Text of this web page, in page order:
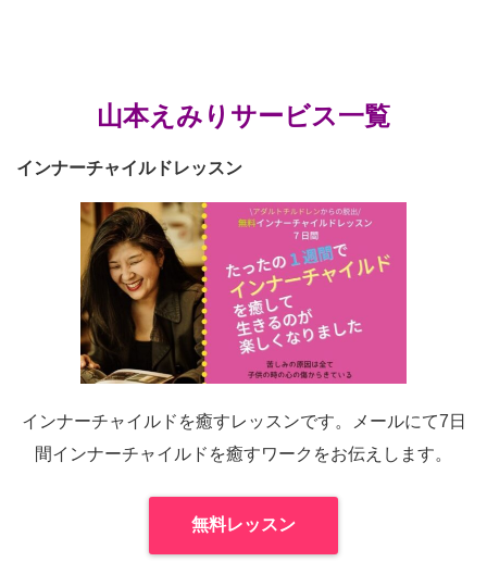
山本えみりサービス一覧
インナーチャイルドレッスン
インナーチャイルドを癒すレッスンです。メールにて7日
間インナーチャイルドを癒すワークをお伝えします。
無料レッスン